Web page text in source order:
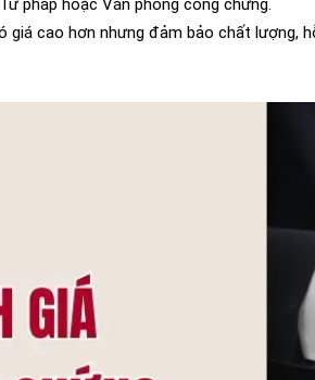
pháp hoặc Văn phòng công chứng.
giá cao hơn nhưng đảm bảo chất lượng,